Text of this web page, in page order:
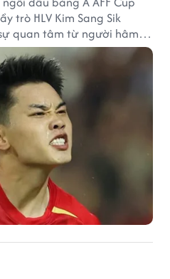
trò HLV Kim Sang Sik
quan tâm từ người hâm